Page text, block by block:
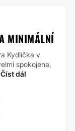
MINIMÁLNÍ
Kydlíčka v
spokojena,
Číst dál